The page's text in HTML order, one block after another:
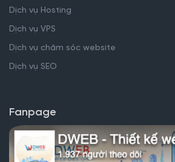
Dịch vụ Hosting
Dịch vụ VPS
Dịch vụ chăm sóc website
Dịch vụ SEO
Fanpage